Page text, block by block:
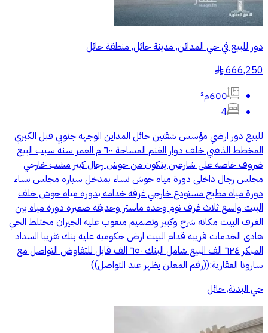
دور للبيع في حي المدائن, مدينة حائل, منطقة حائل
666,250
§
600م²
4
للبيع دور ارضي مؤسس شقتين حائل المداين الوجهه جنوبي قبل الكبري
المخطط الذهبي خلف دوار الغنم المساحة ٦٠٠ م العمر سنه سبب البيع
ضروف خاصه على شارعين يتكون من حوش رجال كبير مشب خارجي
مجلس رجال داخلي دورة مياه حوش نساء بمدخل سياره مجلس نساء
دورة مياه مطبخ مستودع خارجي غرفه خدامه بدوره مياه حوش خلف
البيت واسع ثلاث غرف نوم وحده ماستر وحديقه صغيره دورة مياه بين
الغرف البيت مكانه شرح وكبير وتصميم متعوب عليه الجيران مختلط الحي
هادى الخدمات قريبه قدام البيت ارض حكوميه عليه بنك تقريبا السداد
المبكر ٦٢٤ الف البيع شامل البنك ٦٥٠ الف قابل للتفاوض التواصل مع
سارونا العقارية:((رقم المعلن يظهر عند التواصل))
حي البدنة, حائل